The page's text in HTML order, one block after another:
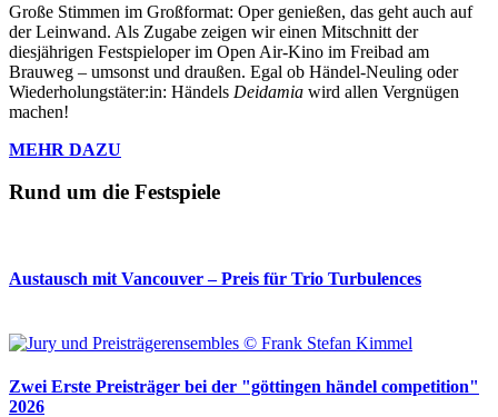
Große Stimmen im Großformat: Oper genießen, das geht auch auf
der Leinwand. Als Zugabe zeigen wir einen Mitschnitt der
diesjährigen Festspieloper im Open Air-Kino im Freibad am
Brauweg – umsonst und draußen. Egal ob Händel-Neuling oder
Wiederholungstäter:in: Händels Deidamia wird allen Vergnügen
machen!
MEHR DAZU
Rund um die Festspiele
Austausch mit Vancouver – Preis für Trio Turbulences
Zwei Erste Preisträger bei der "göttingen händel competition"
2026